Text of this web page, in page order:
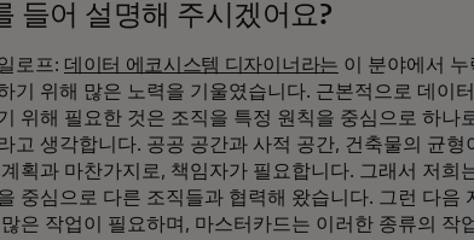
들어 설명해 주시겠어요?
로프: 데이터 에코시스템 디자이너라는 이 분야에서
기 위해 많은 노력을 기울였습니다. 근본적으로 데이
위해 필요한 것은 조직을 특정 원칙을 중심으로 하나
고 생각합니다. 공공 공간과 사적 공간, 건축물의 균
계획과 마찬가지로, 책임자가 필요합니다. 그래서 저희
중심으로 다른 조직들과 협력해 왔습니다. 그런 다음
은 작업이 필요하며, 마스터카드는 이러한 종류의 작